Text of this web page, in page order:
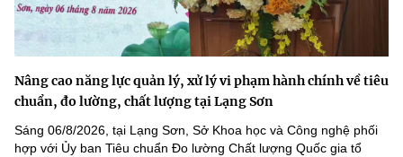
Nâng cao năng lực quản lý, xử lý vi phạm hành chính về tiêu
chuẩn, đo lường, chất lượng tại Lạng Sơn
Sáng 06/8/2026, tại Lạng Sơn, Sở Khoa học và Công nghệ phối
hợp với Ủy ban Tiêu chuẩn Đo lường Chất lượng Quốc gia tổ